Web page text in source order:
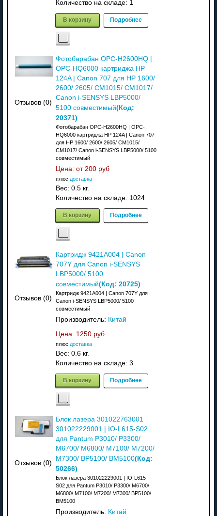
Количество на складе: 1
В корзину Подробнее
Отзывов (0)
Фотобарабан OPC-H2600HQ |
OPC-HQ6000 картриджа HP
124A | Canon 707 для HP 1600/
2600/ 2605/ CM1015/ CM1017/
Canon i-SENSYS LBP5000/
5100 совместимый(Код:
20371)
Фотобарабан OPC-H2600HQ | OPC-
HQ6000 картриджа HP 124A | Canon 707
для HP 1600/ 2600/ 2605/ CM1015/
CM1017/ Canon i-SENSYS LBP5000/ 5100
совместимый
Цена: от 200 руб
плюс доставка
Вес: 0.5 кг.
Количество на складе: 1024
В корзину Подробнее
Отзывов (0)
Картридж 9421A004 | Canon
707Y для Canon i-SENSYS
LBP5000/ 5100
совместимый(Код: 20725)
Картридж 9421A004 | Canon 707Y для
Canon i-SENSYS LBP5000/ 5100
совместимый
Производитель: Китай
Цена: 1250 руб
плюс доставка
Вес: 0.6 кг.
Количество на складе: 3
В корзину Подробнее
Отзывов (0)
Блок лазера 301022763001
301022229001 | IO-L615-S02
для Pantum P3010/ P3300/
M6700/ M6800/ M7100/ M7200/
M7300/ BP5100/ BM5100(Код:
50266)
Блок лазера 301022229001 | IO-L615-
S02 для Pantum P3010/ P3300/ M6700/
M6800/ M7100/ M7200/ M7300/ BP5100/
BM5100
Производитель: Китай